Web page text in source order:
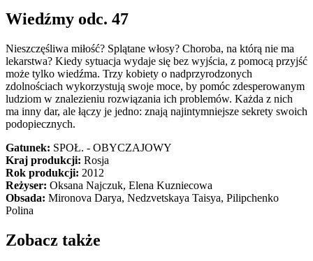
Wiedźmy odc. 47
Nieszczęśliwa miłość? Splątane włosy? Choroba, na którą nie ma
lekarstwa? Kiedy sytuacja wydaje się bez wyjścia, z pomocą przyjść
może tylko wiedźma. Trzy kobiety o nadprzyrodzonych
zdolnościach wykorzystują swoje moce, by pomóc zdesperowanym
ludziom w znalezieniu rozwiązania ich problemów. Każda z nich
ma inny dar, ale łączy je jedno: znają najintymniejsze sekrety swoich
podopiecznych.
Gatunek: SPOŁ. - OBYCZAJOWY
Kraj produkcji: Rosja
Rok produkcji: 2012
Reżyser: Oksana Najczuk, Elena Kuzniecowa
Obsada: Mironova Darya, Nedzvetskaya Taisya, Pilipchenko
Polina
Zobacz także